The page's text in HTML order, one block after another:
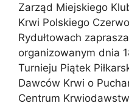
Zarząd Miejskiego
Krwi Polskiego
Rydułtowach
organizowanym dnia
Turnieju Piątek
Dawców Krwi o
Centrum